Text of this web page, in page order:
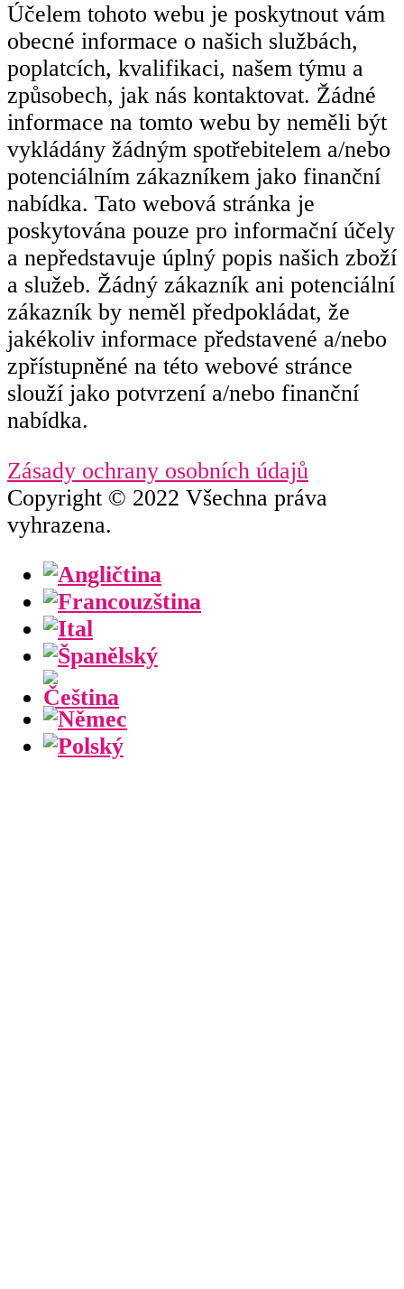
Účelem tohoto webu je poskytnout vám
obecné informace o našich službách,
poplatcích, kvalifikaci, našem týmu a
způsobech, jak nás kontaktovat. Žádné
informace na tomto webu by neměli být
vykládány žádným spotřebitelem a/nebo
potenciálním zákazníkem jako finanční
nabídka. Tato webová stránka je
poskytována pouze pro informační účely
a nepředstavuje úplný popis našich zboží
a služeb. Žádný zákazník ani potenciální
zákazník by neměl předpokládat, že
jakékoliv informace představené a/nebo
zpřístupněné na této webové stránce
slouží jako potvrzení a/nebo finanční
nabídka.
Zásady ochrany osobních údajů
Copyright © 2022 Všechna práva
vyhrazena.